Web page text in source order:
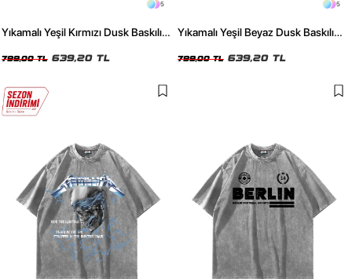
5
Yıkamalı Yeşil Kırmızı Dusk Baskılı
799,00 TL 639,20 TL
5
Yıkamalı Yeşil Beyaz Dusk Baskılı
799,00 TL 639,20 TL